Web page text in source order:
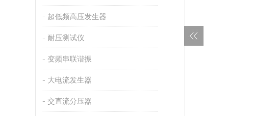
超低频高压发生器
耐压测试仪
变频串联谐振
大电流发生器
交直流分压器